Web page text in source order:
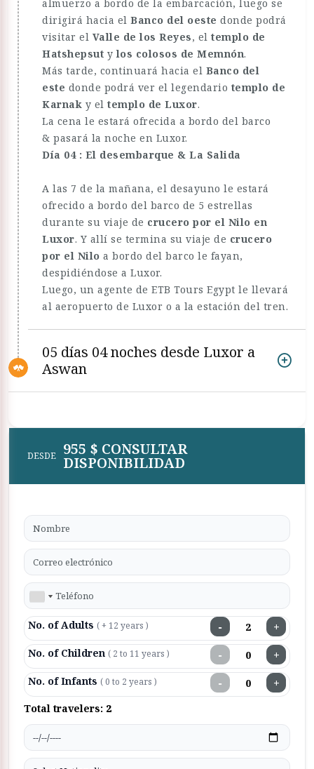
almuerzo a bordo de la embarcación, luego se
dirigirá hacia el Banco del oeste donde podrá
visitar el Valle de los Reyes, el templo de
Hatshepsut ylos colosos de Memnón.
Más tarde, continuará hacia el Banco del
este donde podrá ver el legendario templo de
Karnak y el templo de Luxor.
La cena le estará ofrecida a bordo del barco
& pasará la noche en Luxor.
Día 04 : El desembarque & La Salida
A las 7 de la mañana, el desayuno le estará
ofrecido a bordo del barco de 5 estrellas
durante su viaje de crucero por el Nilo en
Luxor. Y allí se termina su viaje de crucero
por el Nilo a bordo del barco le fayan,
despidiéndose a Luxor.
Luego, un agente de ETB Tours Egypt le llevará
al aeropuerto de Luxor o a la estación del tren.
05 días 04 noches desde Luxor a
Aswan
DESDE 955 $ CONSULTAR
DISPONIBILIDAD
No. of Adults ( + 12 years ) − +
No. of Children ( 2 to 11 years ) − +
No. of Infants ( 0 to 2 years ) − +
Total travelers: 2